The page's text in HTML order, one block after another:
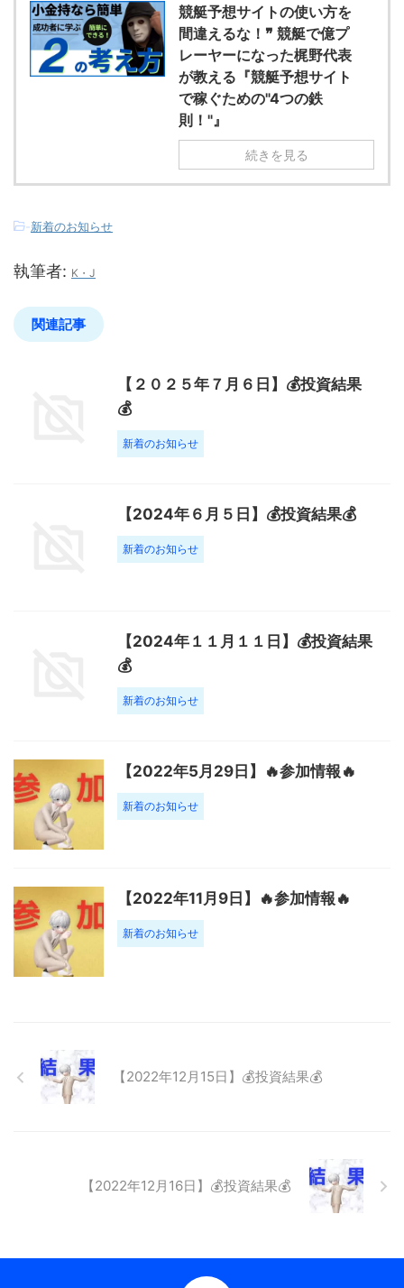
競艇予想サイトの使い方を
間違えるな！❞ 競艇で億プ
レーヤーになった梶野代表
が教える『競艇予想サイト
で稼ぐための"4つの鉄
則！"』
続きを見る
-新着のお知らせ
執筆者: K・J
関連記事
【２０２５年７月６日】💰投資結果
💰
新着のお知らせ
【2024年６月５日】💰投資結果💰
新着のお知らせ
【2024年１１月１１日】💰投資結果
💰
新着のお知らせ
【2022年5月29日】🔥参加情報🔥
新着のお知らせ
【2022年11月9日】🔥参加情報🔥
新着のお知らせ
【2022年12月15日】💰投資結果💰
【2022年12月16日】💰投資結果💰